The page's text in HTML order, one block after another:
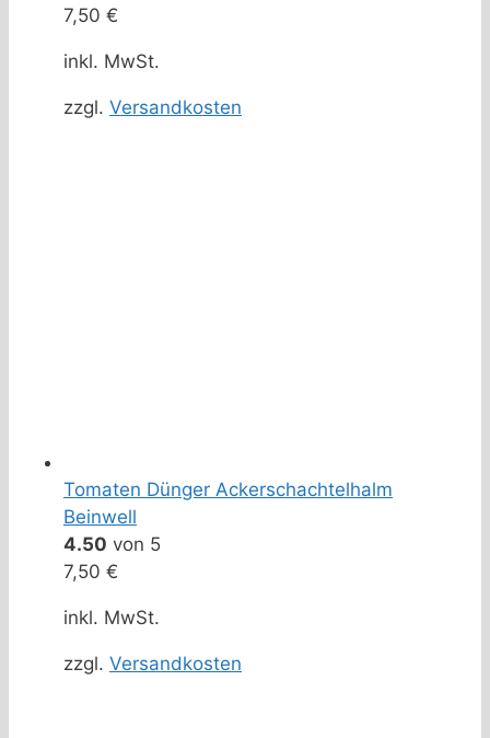
7,50 €
inkl. MwSt.
zzgl. Versandkosten
Tomaten Dünger Ackerschachtelhalm
Beinwell
4.50 von 5
7,50 €
inkl. MwSt.
zzgl. Versandkosten